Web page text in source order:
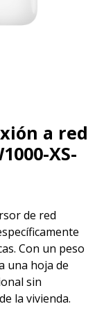
a red
XS-
de red
Con un peso
una hoja de
sin
la vivienda.